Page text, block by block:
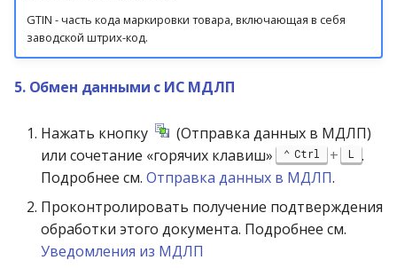
GTIN - часть кода маркировки товара, включающая в себя
заводской штрих-код.
5. Обмен данными с ИС МДЛП
Нажать кнопку
(Отправка данных в МДЛП)
или сочетание «горячих клавиш»
Ctrl + L
.
Подробнее см. Отправка данных в МДЛП.
Проконтролировать получение подтверждения
обработки этого документа. Подробнее см.
Уведомления из МДЛП